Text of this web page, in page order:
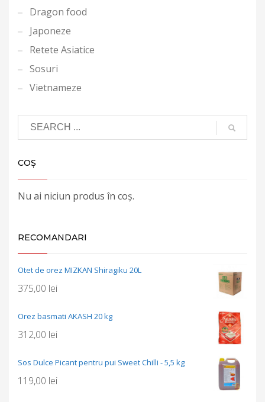
Dragon food
Japoneze
Retete Asiatice
Sosuri
Vietnameze
COȘ
Nu ai niciun produs în coș.
RECOMANDARI
Otet de orez MIZKAN Shiragiku 20L
375,00 lei
Orez basmati AKASH 20 kg
312,00 lei
Sos Dulce Picant pentru pui Sweet Chilli - 5,5 kg
119,00 lei